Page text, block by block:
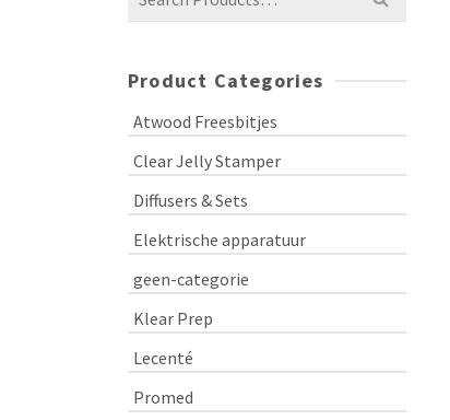
Product Categories
Atwood Freesbitjes
Clear Jelly Stamper
Diffusers & Sets
Elektrische apparatuur
geen-categorie
Klear Prep
Lecenté
Promed